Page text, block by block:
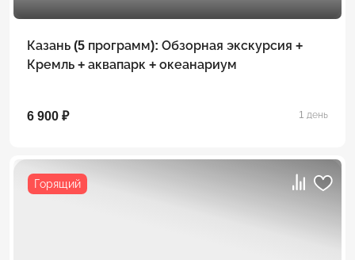
Казань (5 программ): Обзорная экскурсия +
Кремль + аквапарк + океанариум
6 900 ₽ 1 день
Горящий